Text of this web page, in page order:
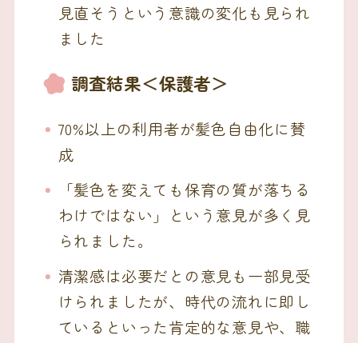
見直そうという意識の変化も見られ
ました
調査結果＜保護者＞
70%以上の利用者が髪色自由化に賛
成
「髪色を変えても保育の質が落ちる
わけではない」という意見が多く見
られました。
清潔感は必要だとの意見も一部見受
けられましたが、時代の流れに即し
ているといった肯定的な意見や、職